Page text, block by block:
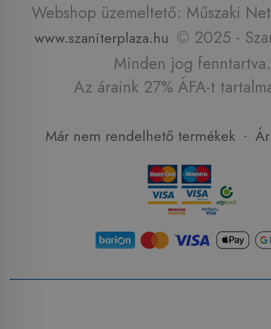
Webshop üzemeltető: Műszaki
www.szaniterplaza.hu © 2025 -
Minden jog fenntartva.
Az áraink 27% ÁFA-t
Már nem rendelhető termékek -